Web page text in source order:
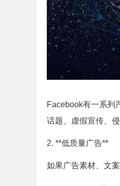
Facebook有一系列
话题、虚假宣传、
2. **低质量广告**
如果广告素材、文